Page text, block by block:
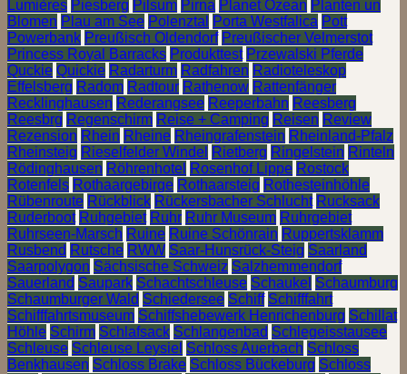
Lumières Piesberg Pilsum Pirna Planet Ozean Planten un
Blomen Plau am See Polenztal Porta Westfalica Pott
Powerbank Preußisch Oldendorf Preußischer Velmerstot
Princess Royal Barracks Produkttest Przewalski Pferde
Quckie Quickie Radarturm Radfahren Radioteleskop
Effelsberg Radom Radtour Rathenow Rattenfänger
Recklinghausen Rederangsee Reeperbahn Reesberg
Reesbrg Regenschirm Reise + Camping Reisen Review
Rezension Rhein Rheine Rheingrafenstein Rheinland-Pfalz
Rheinsteig Rieselfelder Windel Rietberg Ringelstein Rinteln
Rödinghausen Röhrenhotel Rosenhof Lippe Rostock
Rotenfels Rothaargebirge Rothaarsteig Rothesteinhöhle
Rübenroute Rückblick Rückersbacher Schlucht Rucksack
Ruderboot Ruhgebiet Ruhr Ruhr Museum Ruhrgebiet
Ruhrseen-Marsch Ruine Ruine Schönrain Ruppertsklamm
Rusbend Rutsche RWW Saar-Hunsrück-Steig Saarland
Saarpolygon Sächsische Schweiz Salzhemmendorf
Sauerland Saupark Schachtschleuse Schaukel Schaumburg
Schaumburger Wald Schiedersee Schiff Schifffahrt
Schifffahrtsmuseum Schiffshebewerk Henrichenburg Schillat
Höhle Schirm Schlafsack Schlangenbad Schlegeisstausee
Schleuse Schleuse Leysiel Schloss Auerbach Schloss
Benkhausen Schloss Brake Schloss Bückeburg Schloss